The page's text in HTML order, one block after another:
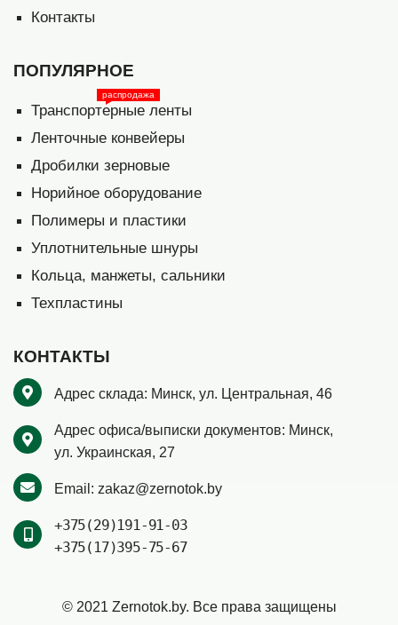
Контакты
ПОПУЛЯРНОЕ
Транспортерные ленты
распродажа
Ленточные конвейеры
Дробилки зерновые
Норийное оборудование
Полимеры и пластики
Уплотнительные шнуры
Кольца, манжеты, сальники
Техпластины
КОНТАКТЫ
Адрес склада: Минск, ул. Центральная, 46
Адрес офиса/выписки документов: Минск,
ул. Украинская, 27
Email: zakaz@zernotok.by
+375(29)191-91-03
+375(17)395-75-67
© 2021 Zernotok.by. Все права защищены